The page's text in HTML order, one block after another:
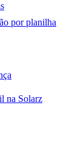
por planilha
na Solarz